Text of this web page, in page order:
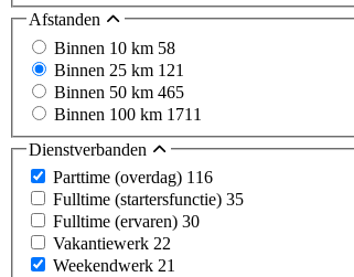
Afstanden
Binnen 10 km 58
Binnen 25 km 121
Binnen 50 km 465
Binnen 100 km 1711
Dienstverbanden
Parttime (overdag) 116
Fulltime (startersfunctie) 35
Fulltime (ervaren) 30
Vakantiewerk 22
Weekendwerk 21